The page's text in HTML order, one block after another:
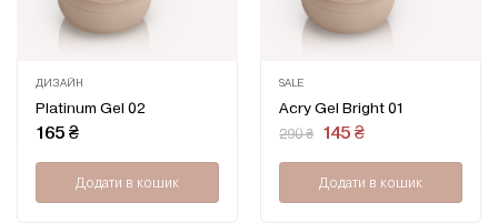
ДИЗАЙН
Platinum Gel 02
165₴
Додати в кошик
SALE
в
Acry Gel Bright 01
290₴ Оригінальна
290 ₴.
145 ₴Поточна
145 ₴.
Додати в кошик